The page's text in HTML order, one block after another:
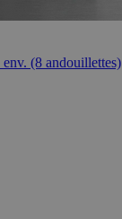
(8 andouillettes)